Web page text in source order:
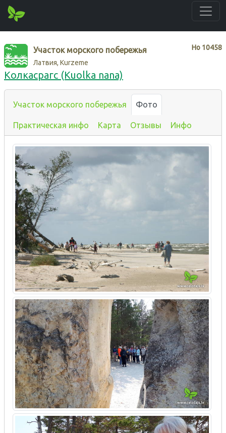
Нo 10458
Участок морского побережья
Латвия, Kurzeme
Колкасрагс (Kuolka nana)
Участок морского побережья Фото
Практическая инфо Карта Отзывы Инфо